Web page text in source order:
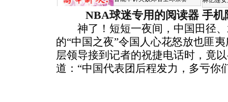
NBA球迷专用的阅读器 手机
神了！短短一夜间，中国田径、
的“中国之夜”令国人心花怒放也匪
层领导接到记者的祝捷电话时，竟
道：“中国代表团后程发力，多亏你